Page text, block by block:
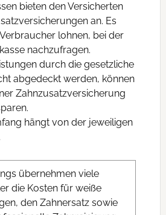
bieten den Versicherten
an. Es
lohnen, bei der
nachzufragen.
durch die gesetzliche
abgedeckt werden, können
Zahnzusatzversicherung
hängt von der jeweiligen
übernehmen viele
die Kosten für weiße
den Zahnersatz sowie